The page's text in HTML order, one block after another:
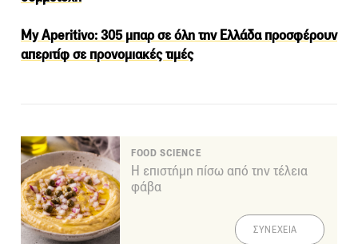
My Aperitivo: 305 μπαρ σε όλη την Ελλάδα προσφέρουν
απεριτίφ σε προνομιακές τιμές
FOOD SCIENCE
Η επιστήμη πίσω από την τέλεια
φάβα
ΣΥΝΕΧΕΙΑ